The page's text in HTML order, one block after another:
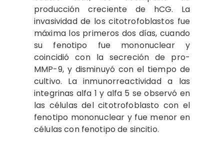
producción creciente de hCG. La
invasividad de los citotrofoblastos fue
máxima los primeros dos días, cuando
su fenotipo fue mononuclear y
coincidió con la secreción de pro-
MMP-9, y disminuyó con el tiempo de
cultivo. La inmunorreactividad a las
integrinas alfa 1 y alfa 5 se observó en
las células del citotrofoblasto con el
fenotipo mononuclear y fue menor en
células con fenotipo de sincitio.